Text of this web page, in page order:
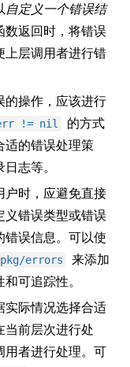
自定义一个错误结
数返回时，将错误
上层调用者进行错
的操作，应该进行
!= nil
的方式
适的错误处理策
志等。
户时，应避免直接
义错误类型或错误
错误信息。可以使
pkg/errors
来添加
可追踪性。
实际情况选择合适
当前层次进行处
用者进行处理。可